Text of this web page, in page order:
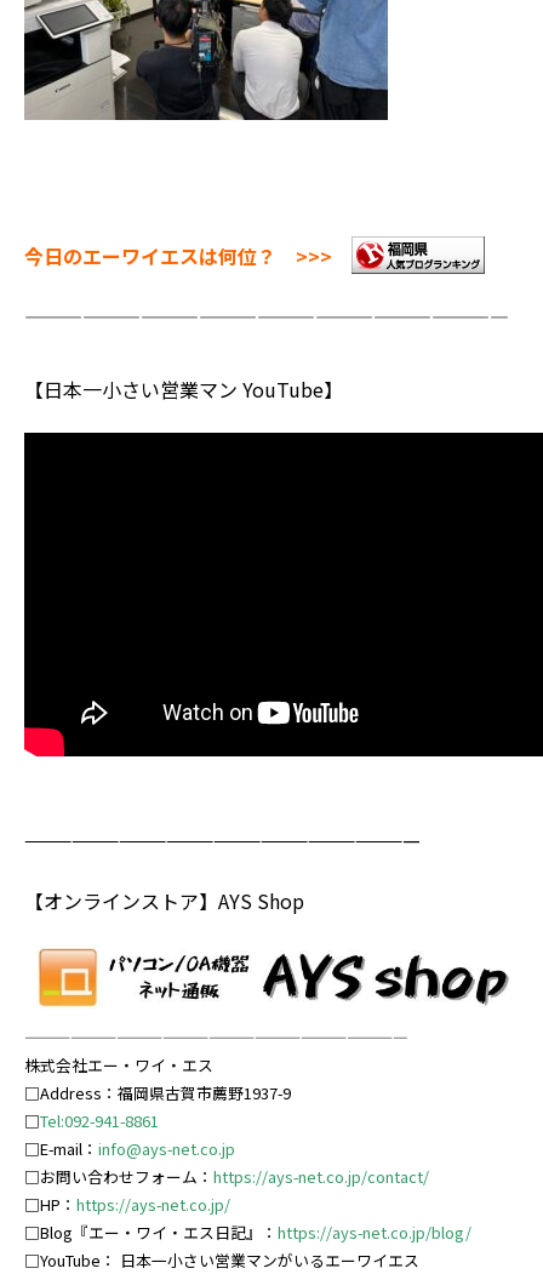
今日のエーワイエスは何位？ >>>
—————————————————————————
【日本一小さい営業マン YouTube】
—————————————————————————
【オンラインストア】AYS Shop
—————————————————————————
株式会社エー・ワイ・エス
□Address：福岡県古賀市薦野1937-9
□Tel:092-941-8861
□E-mail： info@ays-net.co.jp
□お問い合わせフォーム： https://ays-net.co.jp/contact/
□HP： https://ays-net.co.jp/
□Blog『エー・ワイ・エス日記』： https://ays-net.co.jp/blog/
□YouTube： 日本一小さい営業マンがいるエーワイエス